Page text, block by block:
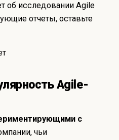
об исследовании Agile
отчеты, оставьте
Agile-
с
чьи